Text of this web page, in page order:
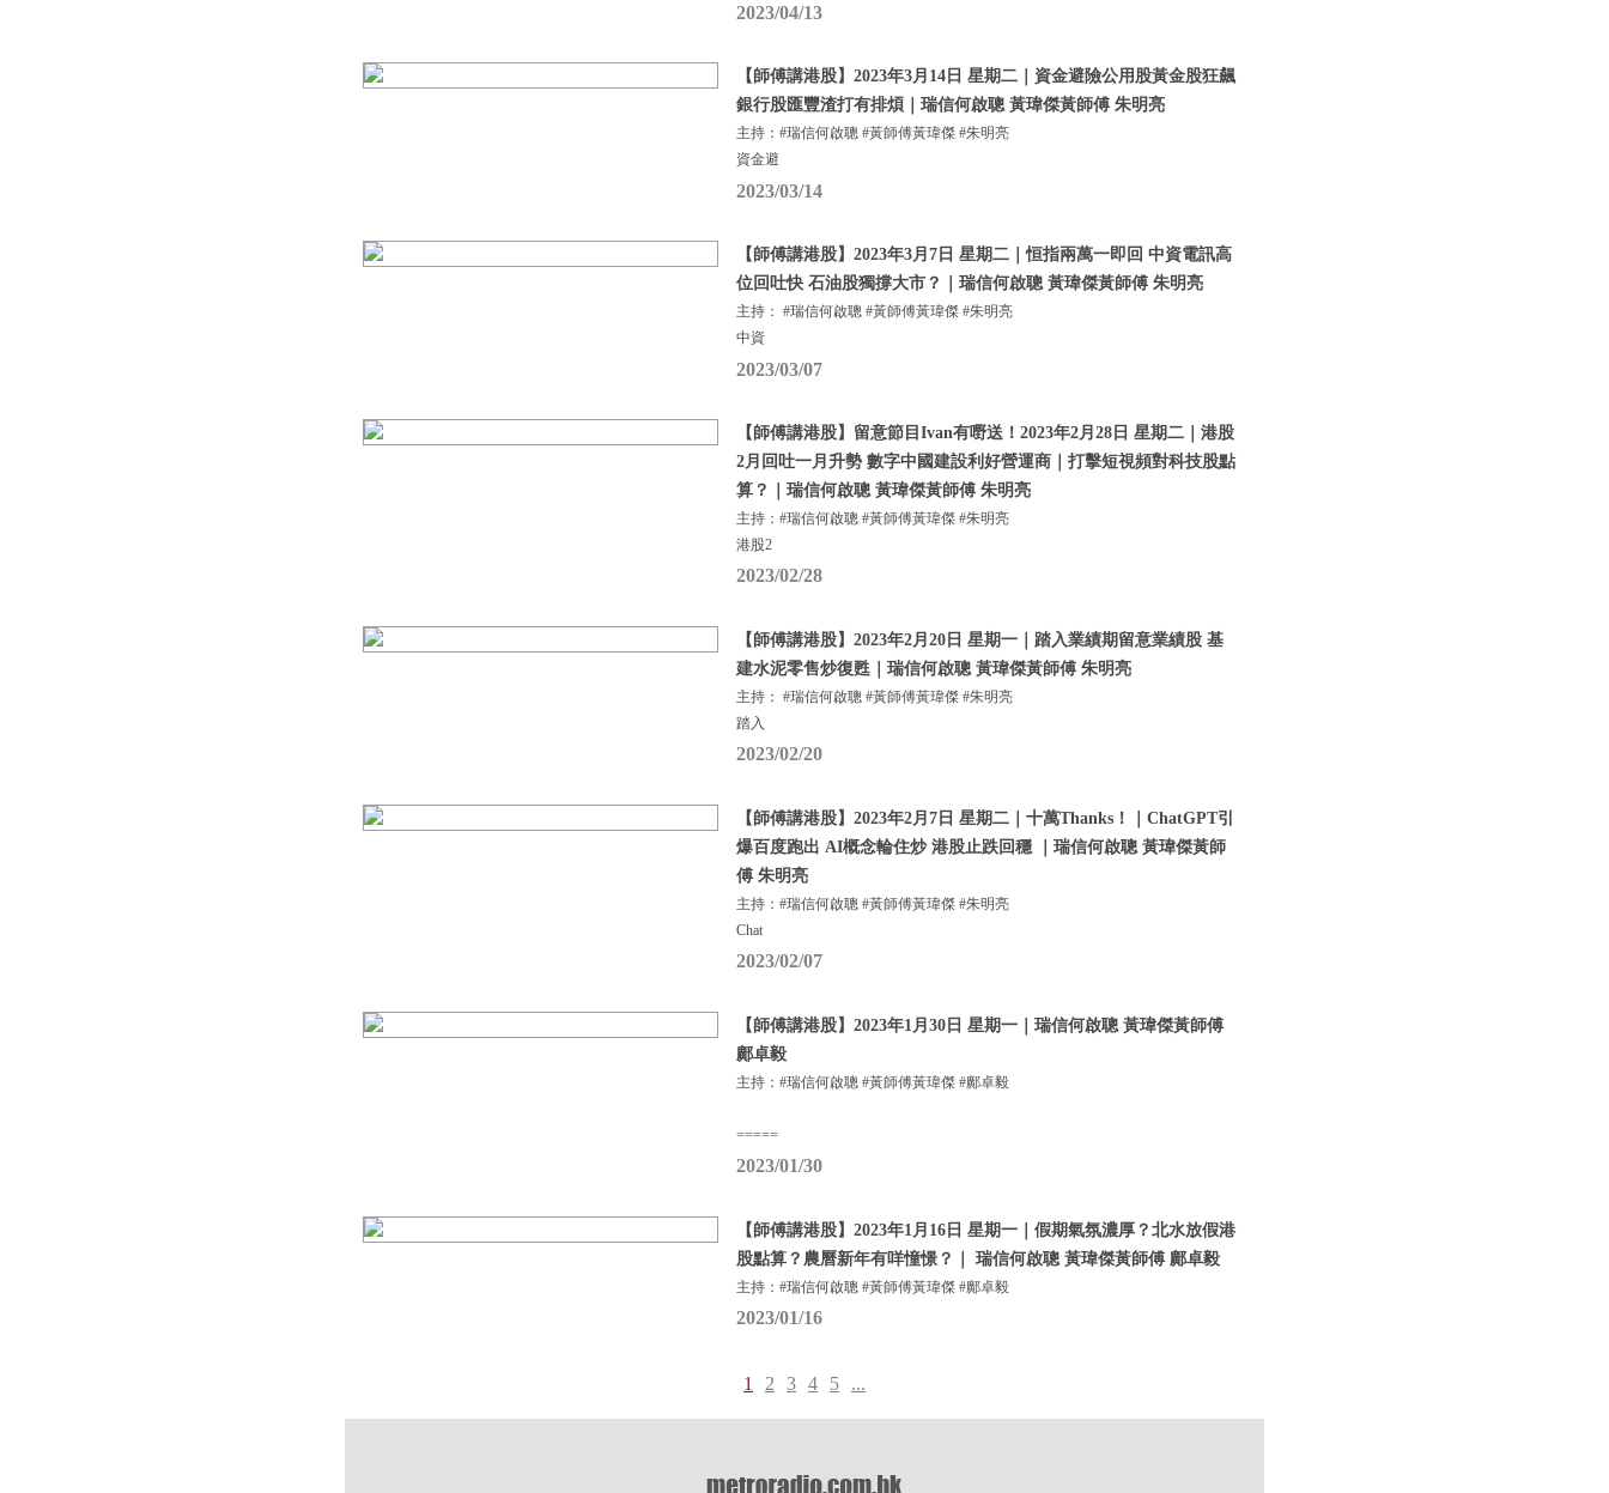
2023/04/13
【師傅講港股】2023年3月14日 星期二｜資金避險公用股黃金股狂飆
銀行股匯豐渣打有排煩｜瑞信何啟聰 黃瑋傑黃師傅 朱明亮
主持：#瑞信何啟聰 #黃師傅黃瑋傑 #朱明亮
資金避
2023/03/14
【師傅講港股】2023年3月7日 星期二｜恒指兩萬一即回 中資電訊高
位回吐快 石油股獨撐大市？｜瑞信何啟聰 黃瑋傑黃師傅 朱明亮
主持： #瑞信何啟聰 #黃師傅黃瑋傑 #朱明亮
中資
2023/03/07
【師傅講港股】留意節目Ivan有嘢送！2023年2月28日 星期二｜港股
2月回吐一月升勢 數字中國建設利好營運商｜打擊短視頻對科技股點
算？｜瑞信何啟聰 黃瑋傑黃師傅 朱明亮
主持：#瑞信何啟聰 #黃師傅黃瑋傑 #朱明亮
港股2
2023/02/28
【師傅講港股】2023年2月20日 星期一｜踏入業績期留意業績股 基
建水泥零售炒復甦｜瑞信何啟聰 黃瑋傑黃師傅 朱明亮
主持： #瑞信何啟聰 #黃師傅黃瑋傑 #朱明亮
踏入
2023/02/20
【師傅講港股】2023年2月7日 星期二｜十萬Thanks！｜ChatGPT引
爆百度跑出 AI概念輪住炒 港股止跌回穩 ｜瑞信何啟聰 黃瑋傑黃師
傅 朱明亮
主持：#瑞信何啟聰 #黃師傅黃瑋傑 #朱明亮
Chat
2023/02/07
【師傅講港股】2023年1月30日 星期一｜瑞信何啟聰 黃瑋傑黃師傅
鄺卓毅
主持：#瑞信何啟聰 #黃師傅黃瑋傑 #鄺卓毅
=====
2023/01/30
【師傅講港股】2023年1月16日 星期一｜假期氣氛濃厚？北水放假港
股點算？農曆新年有咩憧憬？｜ 瑞信何啟聰 黃瑋傑黃師傅 鄺卓毅
主持：#瑞信何啟聰 #黃師傅黃瑋傑 #鄺卓毅
2023/01/16
1 2 3 4 5 ...